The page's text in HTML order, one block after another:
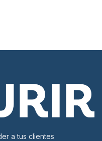
a tus clientes